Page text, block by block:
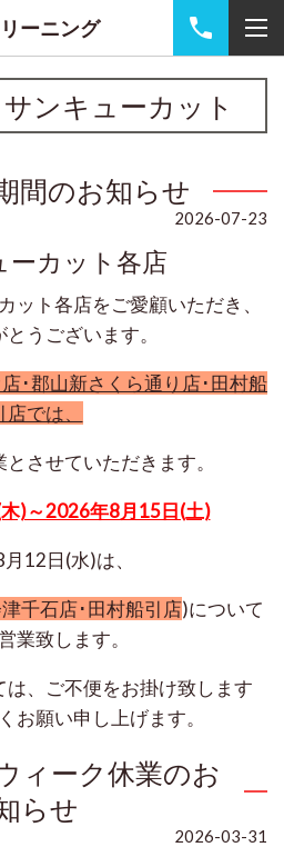
ーニング
サンキューカット
間のお知らせ
2026-07-23
ーカット各店
ット各店をご愛顧いただき、
うございます。
･郡山新さくら通り店･田村船
店では、
させていただきます。
)～2026年8月15日(土)
12日(水)は、
千石店･田村船引店)について
業致します。
、ご不便をお掛け致します
お願い申し上げます。
ィーク休業のお
らせ
2026-03-31